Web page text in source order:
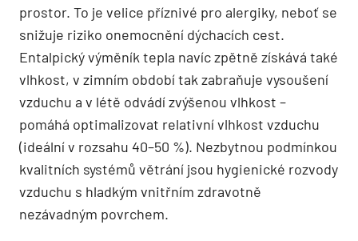
prostor. To je velice příznivé pro alergiky, neboť se
snižuje riziko onemocnění dýchacích cest.
Entalpický výměník tepla navíc zpětně získává také
vlhkost, v zimním období tak zabraňuje vysoušení
vzduchu a v létě odvádí zvýšenou vlhkost –
pomáhá optimalizovat relativní vlhkost vzduchu
(ideální v rozsahu 40–50 %). Nezbytnou podmínkou
kvalitních systémů větrání jsou hygienické rozvody
vzduchu s hladkým vnitřním zdravotně
nezávadným povrchem.